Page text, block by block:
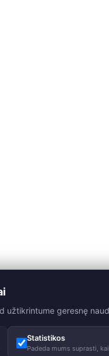
užtikrintume geresnę
Statistikos
Padeda mums suprasti,